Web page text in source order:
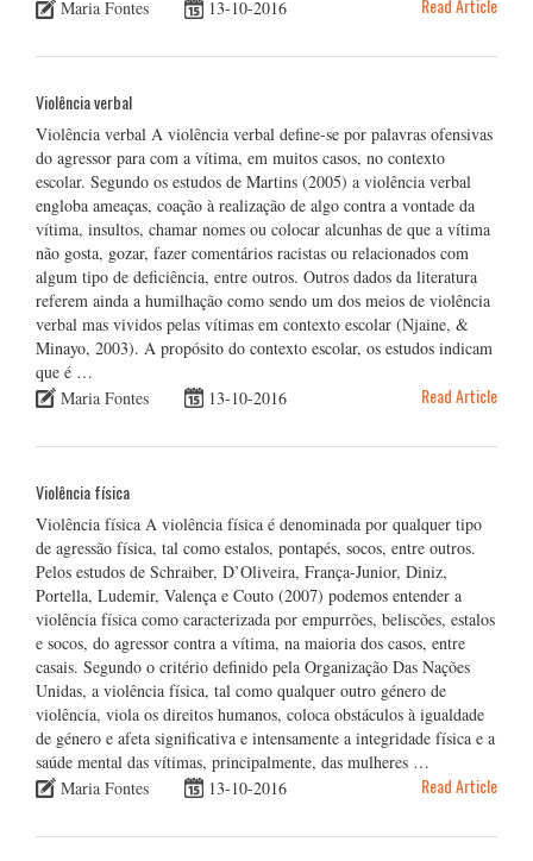
Maria Fontes
13-10-2016 Read Article
Violência verbal
Violência verbal A violência verbal define-se por palavras ofensivas
do agressor para com a vítima, em muitos casos, no contexto
escolar. Segundo os estudos de Martins (2005) a violência verbal
engloba ameaças, coação à realização de algo contra a vontade da
vítima, insultos, chamar nomes ou colocar alcunhas de que a vítima
não gosta, gozar, fazer comentários racistas ou relacionados com
algum tipo de deficiência, entre outros. Outros dados da literatura
referem ainda a humilhação como sendo um dos meios de violência
verbal mas vividos pelas vítimas em contexto escolar (Njaine, &
Minayo, 2003). A propósito do contexto escolar, os estudos indicam
que é …
Maria Fontes
13-10-2016 Read Article
Violência física
Violência física A violência física é denominada por qualquer tipo
de agressão física, tal como estalos, pontapés, socos, entre outros.
Pelos estudos de Schraiber, D’Oliveira, França-Junior, Diniz,
Portella, Ludemir, Valença e Couto (2007) podemos entender a
violência física como caracterizada por empurrões, beliscões, estalos
e socos, do agressor contra a vítima, na maioria dos casos, entre
casais. Segundo o critério definido pela Organização Das Nações
Unidas, a violência física, tal como qualquer outro género de
violência, viola os direitos humanos, coloca obstáculos à igualdade
de género e afeta significativa e intensamente a integridade física e a
saúde mental das vítimas, principalmente, das mulheres …
Maria Fontes
13-10-2016 Read Article